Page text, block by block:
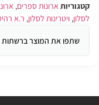
קטגוריות ארונות ספרים,
לסלון, ויטרינות לסלון, ר.א
שתפו את המוצר ברשתות